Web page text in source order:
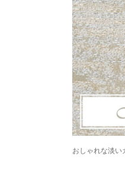
おしゃれな淡い